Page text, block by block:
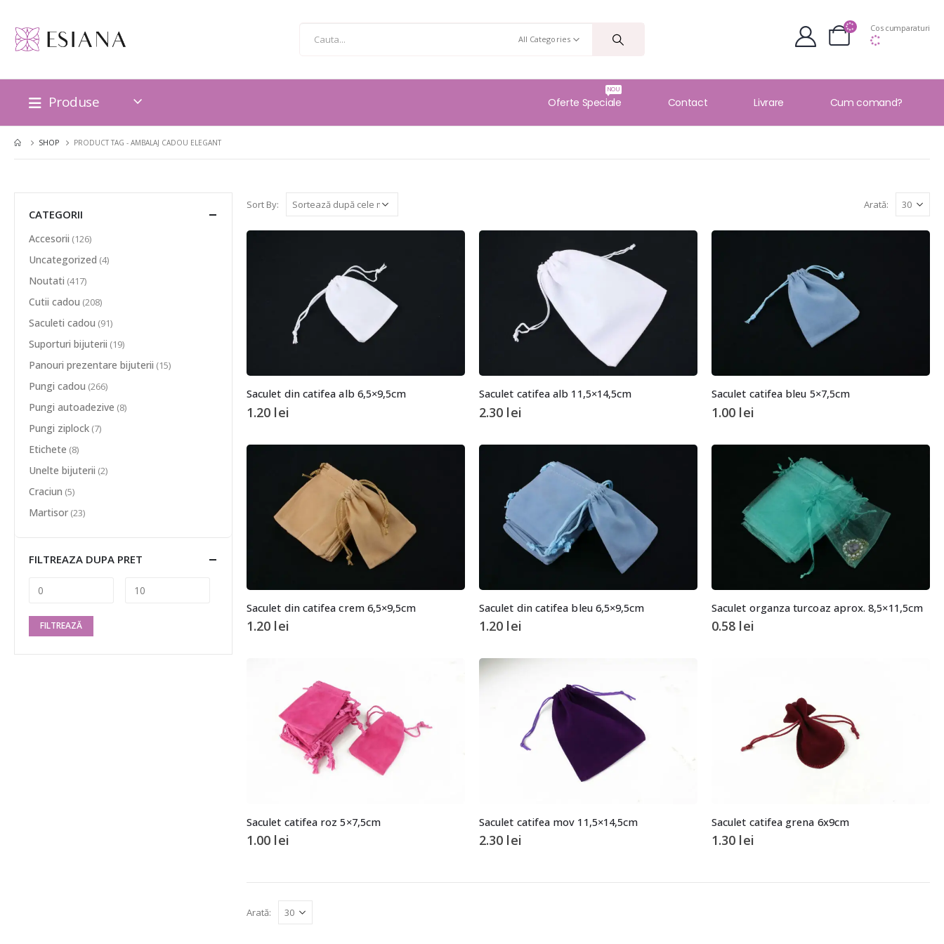
All Categories
Cos cumparaturi
Produse Oferte Speciale
NOU
Contact Livrare Cum comand?
SHOP PRODUCT TAG - AMBALAJ CADOU ELEGANT
Sort By: Arată:
Saculet din catifea alb 6,5×9,5cm
1.20 lei
Saculet catifea alb 11,5×14,5cm
2.30 lei
Saculet catifea bleu 5×7,5cm
1.00 lei
Saculet din catifea crem 6,5×9,5cm
1.20 lei
Saculet din catifea bleu 6,5×9,5cm
1.20 lei
Saculet organza turcoaz aprox. 8,5×11,5cm
0.58 lei
Saculet catifea roz 5×7,5cm
1.00 lei
Saculet catifea mov 11,5×14,5cm
2.30 lei
Saculet catifea grena 6x9cm
1.30 lei
Arată:
CATEGORII
Accesorii (126)
Uncategorized (4)
Noutati (417)
Cutii cadou (208)
Saculeti cadou (91)
Suporturi bijuterii (19)
Panouri prezentare bijuterii (15)
Pungi cadou (266)
Pungi autoadezive (8)
Pungi ziplock (7)
Etichete (8)
Unelte bijuterii (2)
Craciun (5)
Martisor (23)
FILTREAZA DUPA PRET
FILTREAZĂ